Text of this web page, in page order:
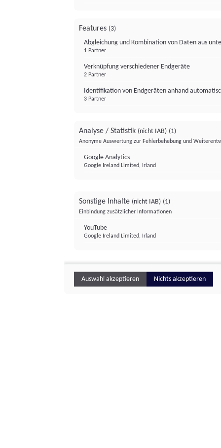
Features (3)
Abgleichung und Kombination von Daten aus
1 Partner
Verknüpfung verschiedener Endgeräte
2 Partner
Identifikation von Endgeräten anhand
3 Partner
Analyse / Statistik (nicht IAB) (1)
Anonyme Auswertung zur Fehlerbehebung und
Google Analytics
Google Ireland Limited, Irland
Sonstige Inhalte (nicht IAB) (1)
Einbindung zusätzlicher Informationen
YouTube
Google Ireland Limited, Irland
Auswahl akzeptieren Nichts akzeptieren